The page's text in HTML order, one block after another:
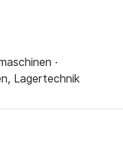
·
Lagertechnik